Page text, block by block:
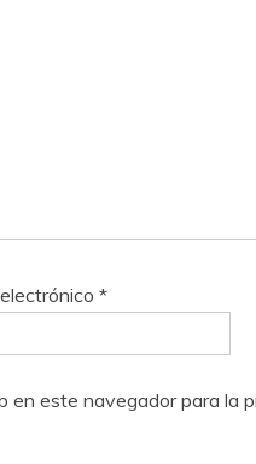
*
en este navegador para la